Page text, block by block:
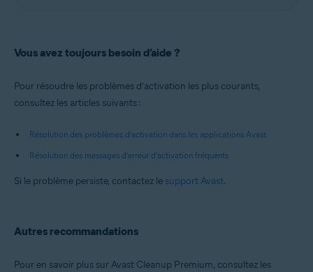
Vous avez toujours besoin d’aide ?
Pour résoudre les problèmes d’activation les plus courants,
consultez les articles suivants :
Résolution des problèmes d’activation dans les applications Avast
Résolution des messages d’erreur d’activation fréquents
Si le problème persiste, contactez le support Avast.
Autres recommandations
Pour en savoir plus sur Avast Cleanup Premium, consultez les